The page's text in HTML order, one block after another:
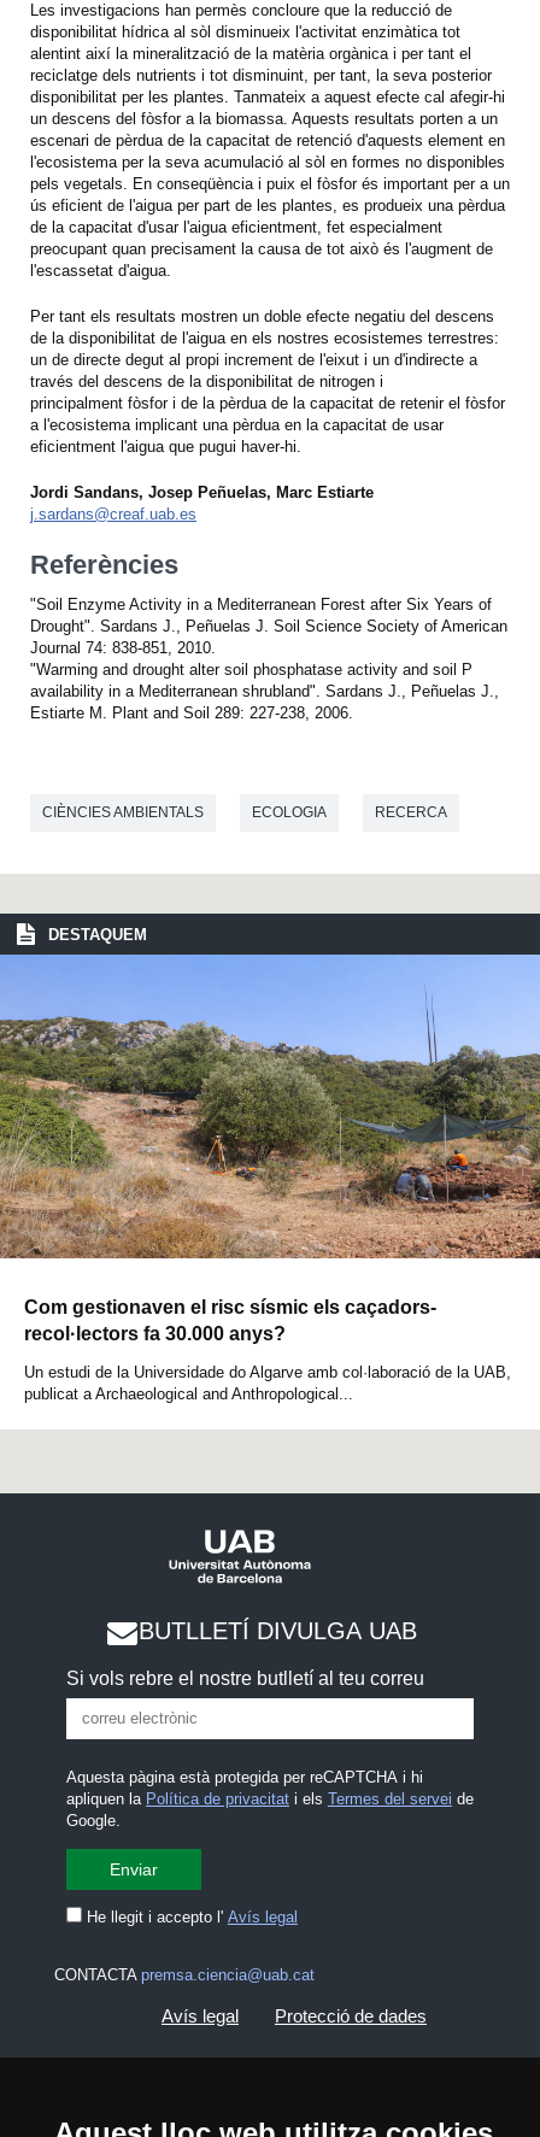
Les investigacions han permès concloure que la reducció de
disponibilitat hídrica al sòl disminueix l'activitat enzimàtica tot
alentint així la mineralització de la matèria orgànica i per tant el
reciclatge dels nutrients i tot disminuint, per tant, la seva posterior
disponibilitat per les plantes. Tanmateix a aquest efecte cal afegir-hi
un descens del fòsfor a la biomassa. Aquests resultats porten a un
escenari de pèrdua de la capacitat de retenció d'aquests element en
l'ecosistema per la seva acumulació al sòl en formes no disponibles
pels vegetals. En conseqüència i puix el fòsfor és important per a un
ús eficient de l'aigua per part de les plantes, es produeix una pèrdua
de la capacitat d'usar l'aigua eficientment, fet especialment
preocupant quan precisament la causa de tot això és l'augment de
l'escassetat d'aigua.
Per tant els resultats mostren un doble efecte negatiu del descens
de la disponibilitat de l'aigua en els nostres ecosistemes terrestres:
un de directe degut al propi increment de l'eixut i un d'indirecte a
través del descens de la disponibilitat de nitrogen i
principalment fòsfor i de la pèrdua de la capacitat de retenir el fòsfor
a l'ecosistema implicant una pèrdua en la capacitat de usar
eficientment l'aigua que pugui haver-hi.
Jordi Sandans, Josep Peñuelas, Marc Estiarte
j.sardans@creaf.uab.es
Referències
"Soil Enzyme Activity in a Mediterranean Forest after Six Years of
Drought". Sardans J., Peñuelas J. Soil Science Society of American
Journal 74: 838-851, 2010.
"Warming and drought alter soil phosphatase activity and soil P
availability in a Mediterranean shrubland". Sardans J., Peñuelas J.,
Estiarte M. Plant and Soil 289: 227-238, 2006.
CIÈNCIES AMBIENTALS ECOLOGIA RECERCA
DESTAQUEM
Com gestionaven el risc sísmic els caçadors-
recol·lectors fa 30.000 anys?
Un estudi de la Universidade do Algarve amb col·laboració de la UAB,
publicat a Archaeological and Anthropological...
BUTLLETÍ DIVULGA UAB
Si vols rebre el nostre butlletí al teu correu
Aquesta pàgina està protegida per reCAPTCHA i hi
apliquen la Política de privacitati els Termes del servei de
Google.
He llegit i accepto l' Avís legal
CONTACTA premsa.ciencia@uab.cat
Avís legal Protecció de dades